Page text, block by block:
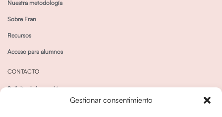
Gestionar consentimiento
Nuestra metodología
Sobre Fran
Recursos
Acceso para alumnos
CONTACTO
Solicitar información